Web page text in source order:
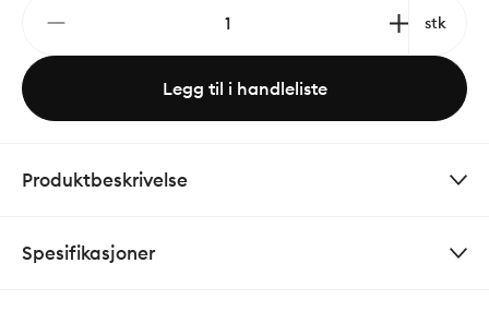
stk
Legg til i handleliste
Produktbeskrivelse
Spesifikasjoner